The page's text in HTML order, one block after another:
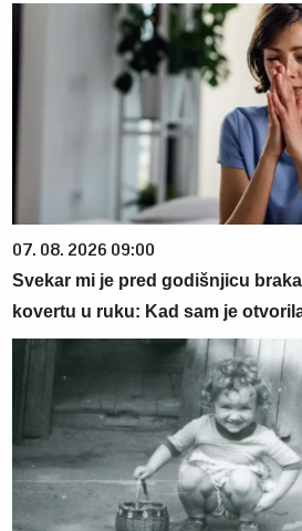
07. 08. 2026 09:00
Svekar mi je pred godišnjicu
kovertu u ruku: Kad sam je